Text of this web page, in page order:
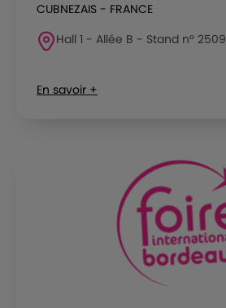
CUBNEZAIS - FRANCE
Hall 1 - Allée B - Stand n° 2509
En savoir +